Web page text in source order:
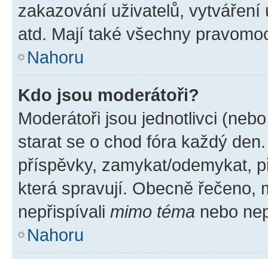
zakazování uživatelů,
atd. Mají také všechny
Nahoru
Kdo jsou moderátoři?
Moderátoři jsou jednotlivci
starat se o chod fóra každý
příspěvky, zamykat/odemykat,
která spravují. Obecně řečeno,
nepřispívali mimo téma nebo
Nahoru